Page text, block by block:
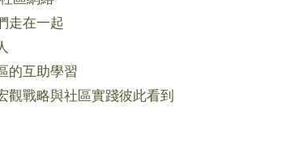
走在一起
的互助學習
戰略與社區實踐彼此看到